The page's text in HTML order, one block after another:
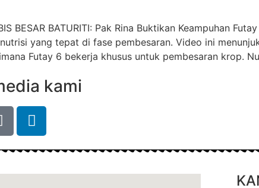
BESAR BATURITI: Pak Rina Buktikan Keampuhan
yang tepat di fase pembesaran. Video ini
Futay 6 bekerja khusus untuk pembesaran krop.
kami